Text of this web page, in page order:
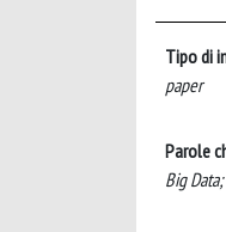
Tipo di
paper
Parole
Big